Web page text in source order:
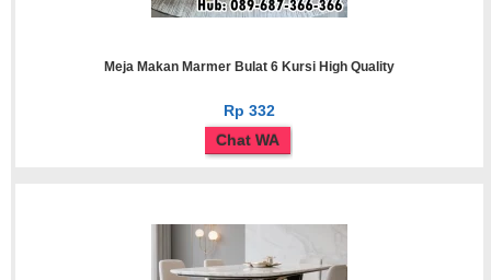
Meja Makan Marmer Bulat 6 Kursi High Quality
Rp 332
Chat WA